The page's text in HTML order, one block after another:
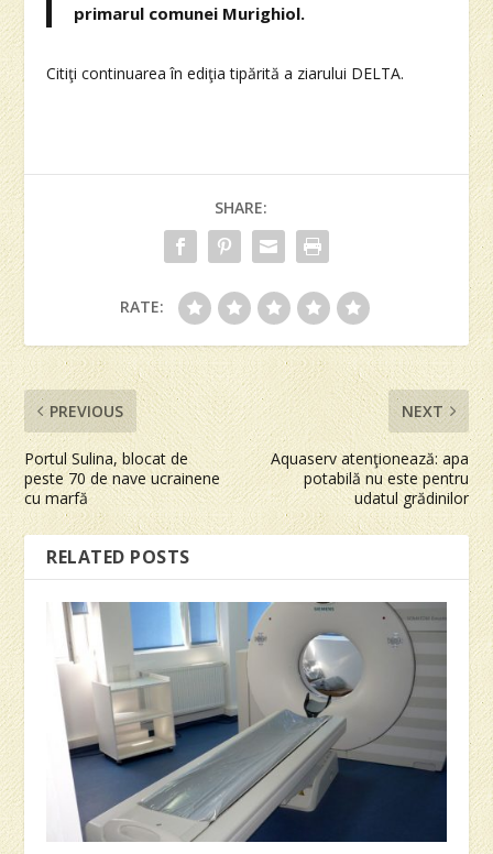
primarul comunei Murighiol.
Citiţi continuarea în ediţia tipărită a ziarului DELTA.
SHARE:
RATE:
PREVIOUS
Portul Sulina, blocat de
peste 70 de nave ucrainene
cu marfă
NEXT
Aquaserv atenţionează: apa
potabilă nu este pentru
udatul grădinilor
RELATED POSTS